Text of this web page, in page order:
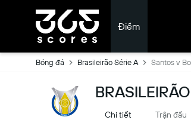
Điểm
Bóng đá Brasileirão Série A Santos v
Chi tiết Trận đấu